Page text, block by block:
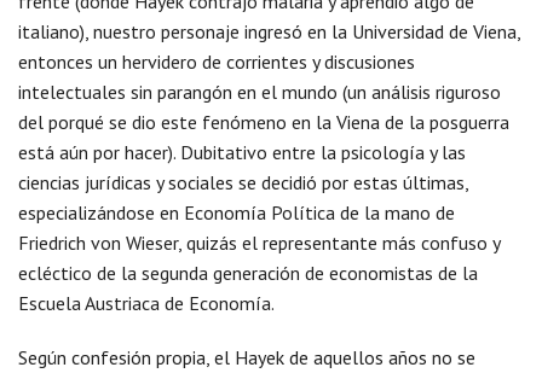
italiano), nuestro personaje ingresó en la Universidad de Viena,
entonces un hervidero de corrientes y discusiones
intelectuales sin parangón en el mundo (un análisis riguroso
del porqué se dio este fenómeno en la Viena de la posguerra
está aún por hacer). Dubitativo entre la psicología y las
ciencias jurídicas y sociales se decidió por estas últimas,
especializándose en Economía Política de la mano de
Friedrich von Wieser, quizás el representante más confuso y
ecléctico de la segunda generación de economistas de la
Escuela Austriaca de Economía.
Según confesión propia, el Hayek de aquellos años no se